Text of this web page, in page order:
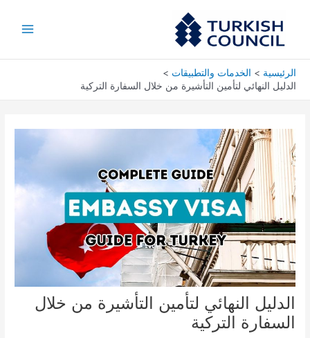
المحتوى
الرئيسية
الخدمات والتطبيقات
الدليل النهائي لتأمين التأشيرة من خلال السفارة التركية
الدليل النهائي لتأمين التأشيرة من خلال
السفارة التركية